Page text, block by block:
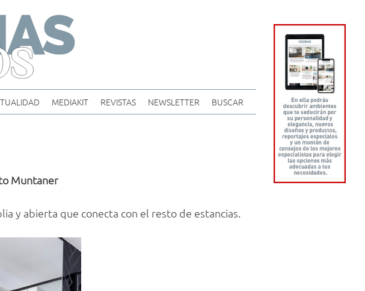
MEDIAKIT REVISTAS NEWSLETTER BUSCAR
Muntaner
y abierta que conecta con el resto de estancias.